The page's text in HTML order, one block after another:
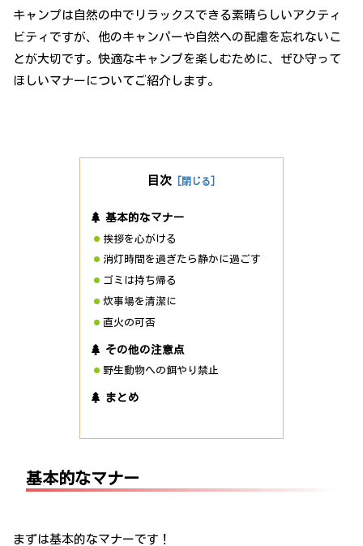
キャンプは自然の中でリラックスできる素晴らしいアクティ
ビティですが、他のキャンパーや自然への配慮を忘れないこ
とが大切です。快適なキャンプを楽しむために、ぜひ守って
ほしいマナーについてご紹介します。
目次
基本的なマナー
挨拶を心がける
消灯時間を過ぎたら静かに過ごす
ゴミは持ち帰る
炊事場を清潔に
直火の可否
その他の注意点
野生動物への餌やり禁止
まとめ
基本的なマナー
まずは基本的なマナーです！